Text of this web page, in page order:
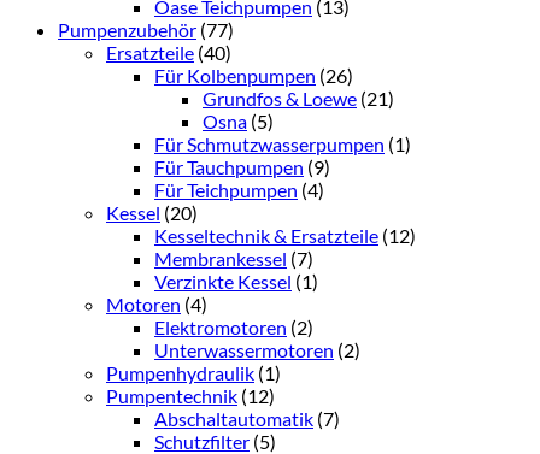
Oase Teichpumpen (13)
Pumpenzubehör (77)
Ersatzteile (40)
Für Kolbenpumpen (26)
Grundfos & Loewe (21)
Osna (5)
Für Schmutzwasserpumpen (1)
Für Tauchpumpen (9)
Für Teichpumpen (4)
Kessel (20)
Kesseltechnik & Ersatzteile (12)
Membrankessel (7)
Verzinkte Kessel (1)
Motoren (4)
Elektromotoren (2)
Unterwassermotoren (2)
Pumpenhydraulik (1)
Pumpentechnik (12)
Abschaltautomatik (7)
Schutzfilter (5)